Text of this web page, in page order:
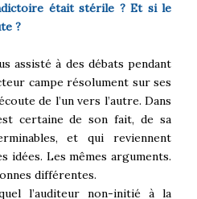
était stérile ? Et si le
?
assisté à des débats pendant
campe résolument sur ses
de l’un vers l’autre. Dans
certaine de son fait, de sa
et qui reviennent
idées. Les mêmes arguments.
différentes.
l’auditeur non-initié à la